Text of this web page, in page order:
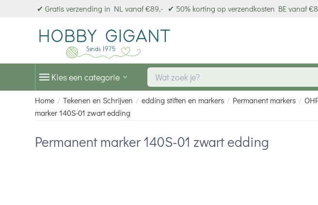
✔ Gratis verzending in NL vanaf €89,- ✔ 50% korting op verzendkosten BE vanaf
Kies een categorie
Home / Tekenen en Schrijven / edding stiften en markers / Permanent markers /
marker 140S-01 zwart edding
Permanent marker 140S-01 zwart edding